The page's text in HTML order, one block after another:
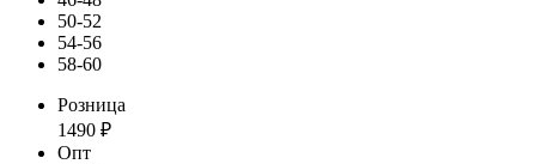
50-52
54-56
58-60
Розница
1490 ₽
Опт